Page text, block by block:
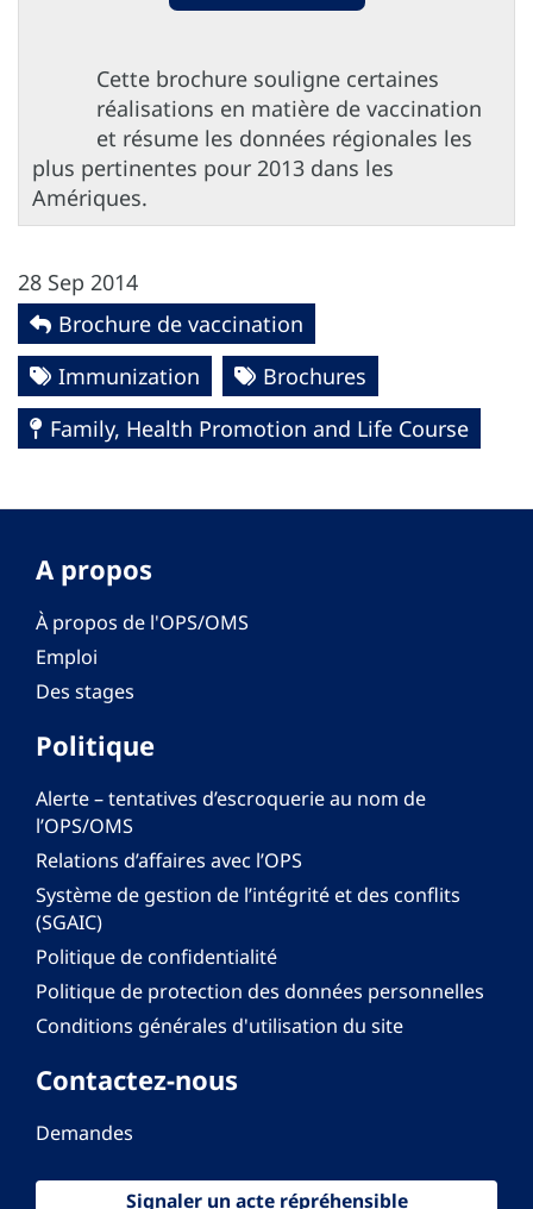
Cette brochure souligne certaines
réalisations en matière de vaccination
et résume les données régionales les
plus pertinentes pour 2013 dans les
Amériques.
28 Sep 2014
Brochure de vaccination
Immunization
Brochures
Family, Health Promotion and Life Course
A propos
À propos de l'OPS/OMS
Emploi
Des stages
Politique
Alerte – tentatives d’escroquerie au nom de
l’OPS/OMS
Relations d’affaires avec l’OPS
Système de gestion de l’intégrité et des conflits
(SGAIC)
Politique de confidentialité
Politique de protection des données personnelles
Conditions générales d'utilisation du site
Contactez-nous
Demandes
Signaler un acte répréhensible